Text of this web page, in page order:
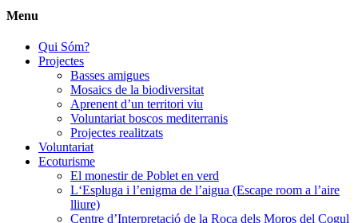
Menu
Qui Sóm?
Projectes
Basses amigues
Mosaics de la biodiversitat
Aprenent d’un territori viu
Voluntariat boscos mediterranis
Projectes realitzats
Voluntariat
Ecoturisme
El monestir de Poblet en verd
L‘Espluga i l’enigma de l’aigua (Escape room a l’aire
lliure)
Centre d’Interpretació de la Roca dels Moros del Cogul